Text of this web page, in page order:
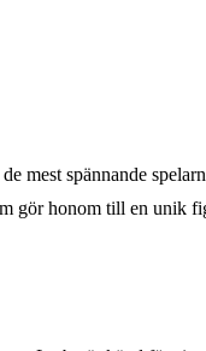
mest spännande
gör honom till en unik